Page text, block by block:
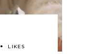
LIKES